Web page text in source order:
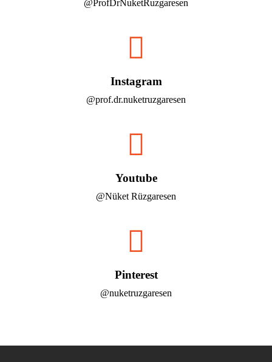
@ProfDrNuketRuzgaresen
Instagram
@prof.dr.nuketruzgaresen
Youtube
@Nüket Rüzgaresen
Pinterest
@nuketruzgaresen